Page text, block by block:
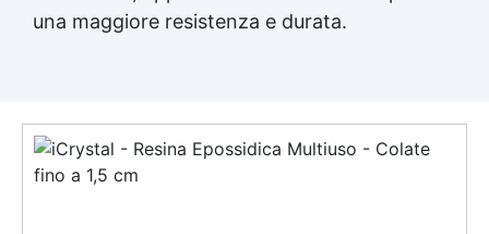
una maggiore resistenza e durata.